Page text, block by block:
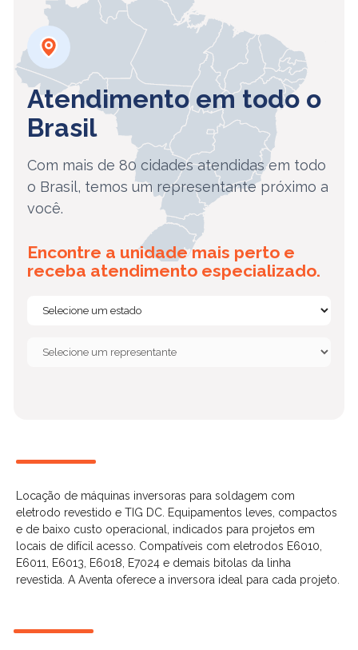
Atendimento em todo o
Brasil
Com mais de 80 cidades atendidas em todo
o Brasil, temos um representante próximo a
você.
Encontre a unidade mais perto e
receba atendimento especializado.
Locação de máquinas inversoras para soldagem com
eletrodo revestido e TIG DC. Equipamentos leves, compactos
e de baixo custo operacional, indicados para projetos em
locais de difícil acesso. Compatíveis com eletrodos E6010,
E6011, E6013, E6018, E7024 e demais bitolas da linha
revestida. A Aventa oferece a inversora ideal para cada projeto.